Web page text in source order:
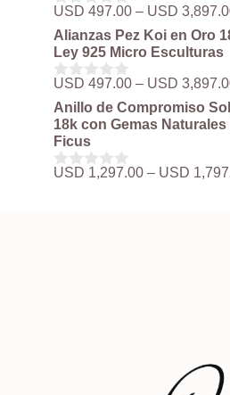
0
d
e
5
USD 497.00 – USD
Alianzas Pez Koi en Oro
Ley 925 Micro Esculturas
0
d
e
5
USD 497.00 – USD
Anillo de Compromiso
18k con Gemas
Ficus
0
USD 1,297.00 – USD